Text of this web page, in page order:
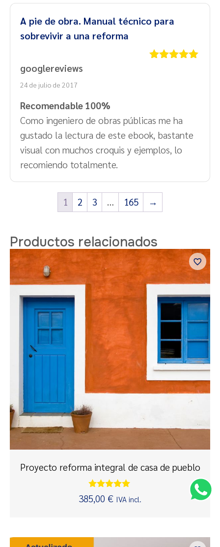
A pie de obra. Manual técnico para
sobrevivir a una reforma
googlereviews
24 de julio de 2017
Recomendable 100%
Como ingeniero de obras públicas me ha
gustado la lectura de este ebook, bastante
visual con muchos croquis y ejemplos, lo
recomiendo totalmente.
1 2 3 … 165 →
Productos relacionados
Proyecto reforma integral de casa de pueblo
Valorado
con
385,00 € IVA incl.